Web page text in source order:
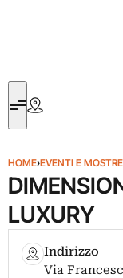
HOME›EVENTI E MOSTRE
LUXURY
Indirizzo
Via